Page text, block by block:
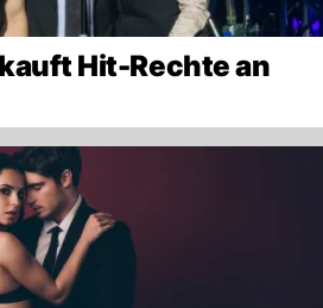
Hit-Rechte an